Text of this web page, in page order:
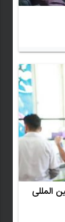
المللی